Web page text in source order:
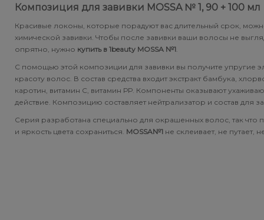
Композиция для завивки MOSSA № 1, 90 + 100 мл
Красивые локоны, которые порадуют вас длительный срок,
химической завивки. Чтобы после завивки ваши волосы не
опрятно, нужно купить в 1beauty MOSSA №1
С помощью этой композиции для завивки вы получите упругие
красоту волос. В состав средства входит экстракт бамбука,
каротин, витамин С, витамин РР. Компоненты оказывают
действие. Композицию составляет нейтрализатор и состав для
Серия разработана специально для окрашенных волос, так
и яркость цвета сохраниться. MOSSA№1 не склеивает, не путает,
Subtil Design - Серия стайлинг и нежный уход
Subtil Design Lab - Серия для максимального
сохранения цвета волос
Subtil Global Lift - Глубокое восстановление
Technique
Termix
Tico Professional
You Look Glamour
You Look Professional